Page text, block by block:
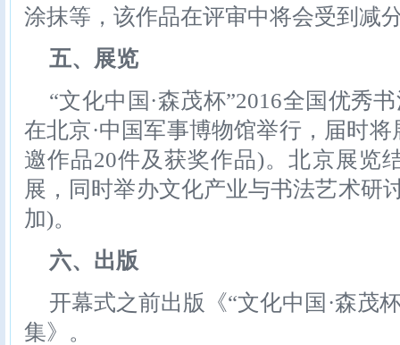
涂抹等，该作品在评审中将会受到减
五、展览
“文化中国·森茂杯”2016全国优秀
在北京·中国军事博物馆举行，届时
邀作品20件及获奖作品)。北京展览
展，同时举办文化产业与书法艺术研
加)。
六、出版
开幕式之前出版《“文化中国·森茂
集》。